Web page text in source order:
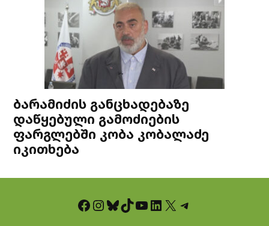
ბარამიძის განცხადებაზე
დაწყებული გამოძიების
ფარგლებში კობა კობალაძე
იკითხება
Facebook InstagramBluesky TikTok YouTube LinkedIn X Telegram